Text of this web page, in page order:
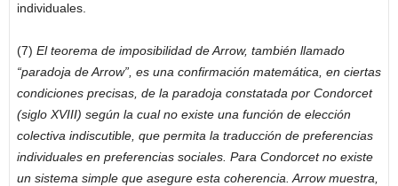
individuales.
(7) El teorema de imposibilidad de Arrow, también llamado
“paradoja de Arrow”, es una confirmación matemática, en ciertas
condiciones precisas, de la paradoja constatada por Condorcet
(siglo XVIII) según la cual no existe una función de elección
colectiva indiscutible, que permita la traducción de preferencias
individuales en preferencias sociales. Para Condorcet no existe
un sistema simple que asegure esta coherencia. Arrow muestra,